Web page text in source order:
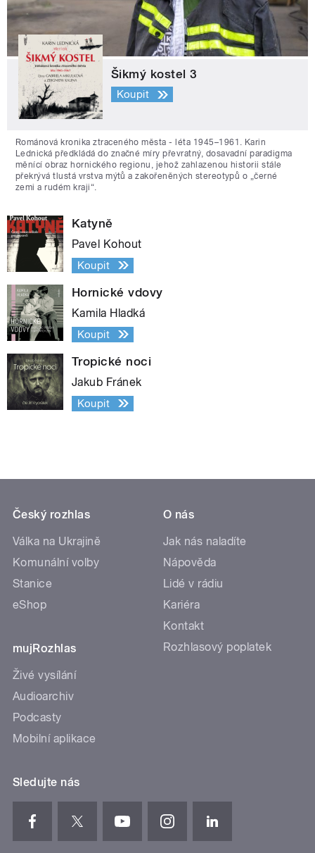
Šikmý kostel 3
Koupit
Románová kronika ztraceného města - léta 1945–1961. Karin
Lednická předkládá do značné míry převratný, dosavadní paradigma
měnící obraz hornického regionu, jehož zahlazenou historii stále
překrývá tlustá vrstva mýtů a zakořeněných stereotypů o „černé
zemi a rudém kraji“.
Katyně
Pavel Kohout
Koupit
Hornické vdovy
Kamila Hladká
Koupit
Tropické noci
Jakub Fránek
Koupit
Český rozhlas
Válka na Ukrajině
Komunální volby
Stanice
eShop
mujRozhlas
Živé vysílání
Audioarchiv
Podcasty
Mobilní aplikace
O nás
Jak nás naladíte
Nápověda
Lidé v rádiu
Kariéra
Kontakt
Rozhlasový poplatek
Sledujte nás